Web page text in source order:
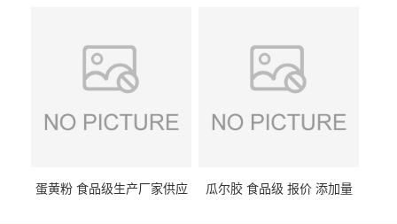
蛋黄粉 食品级生产厂家供应 瓜尔胶 食品级 报价 添加量